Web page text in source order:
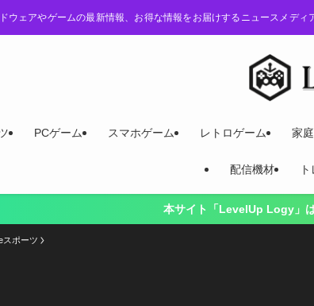
ウェアやゲームの最新情報、お得な情報をお届けするニュースメディ
PCゲーム スマホゲーム レトロゲーム 家
配信機材
本サイト「LevelUp Logy」は、“スマートフォンや
スポーツ